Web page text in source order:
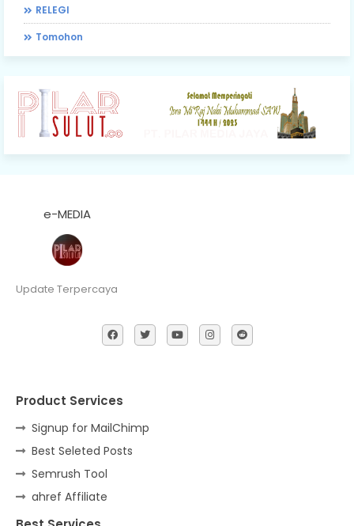
RELEGI
Tomohon
e-MEDIA
Update Terpercaya
Product Services
Signup for MailChimp
Best Seleted Posts
Semrush Tool
ahref Affiliate